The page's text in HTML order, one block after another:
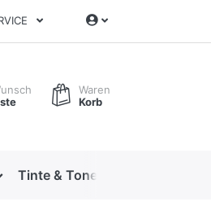
Waren
Korb
Tinte & Toner